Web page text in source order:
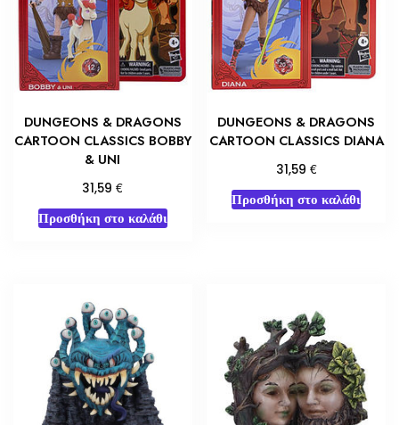
DUNGEONS & DRAGONS
CARTOON CLASSICS BOBBY
& UNI
31,59€
Προσθήκη στο καλάθι
DUNGEONS & DRAGONS
CARTOON CLASSICS DIANA
31,59 €
Προσθήκη στο καλάθι